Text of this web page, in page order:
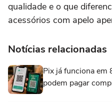
qualidade e o que
acessórios com apelo
Notícias relacionadas
Pix já funciona em
podem pagar